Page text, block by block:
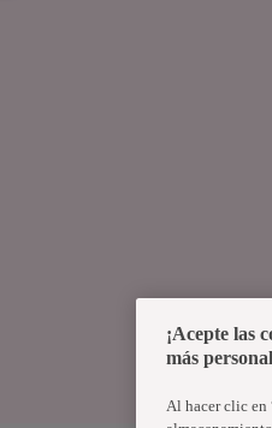
¡Acepte las
más
Al hacer clic en